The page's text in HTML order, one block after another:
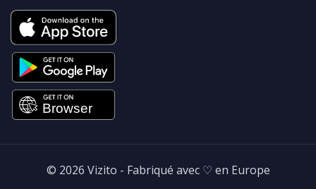
© 2026 Vizito - Fabriqué avec ♡ en Europe